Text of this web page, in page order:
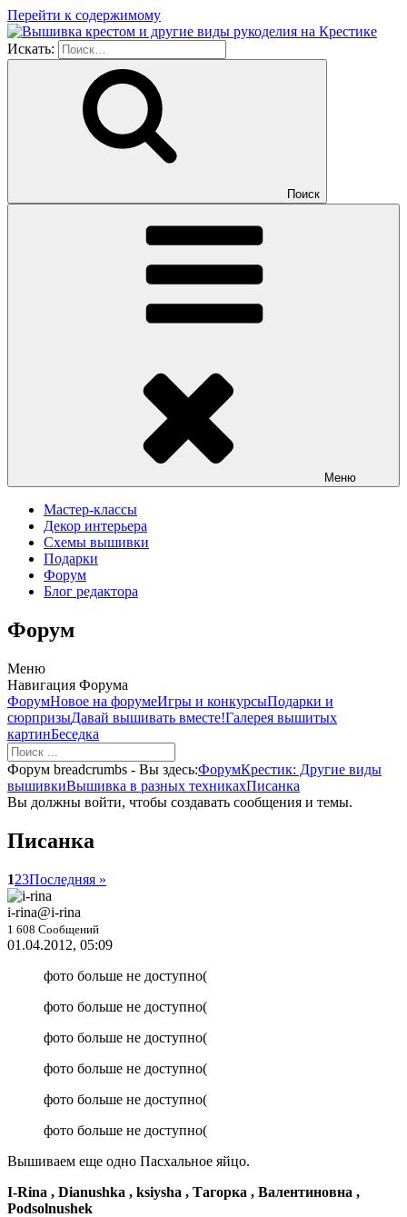
Перейти к содержимому
Искать:
Поиск
Меню
Мастер-классы
Декор интерьера
Схемы вышивки
Подарки
Форум
Блог редактора
Форум
Меню
Навигация Форума
ФорумНовое на форумеИгры и конкурсыПодарки и
сюрпризыДавай вышивать вместе!Галерея вышитых
картинБеседка
Форум breadcrumbs - Вы здесь:ФорумКрестик: Другие виды
вышивкиВышивка в разных техникахПисанка
Вы должны войти, чтобы создавать сообщения и темы.
Писанка
123Последняя »
i-rina@i-rina
1 608 Сообщений
01.04.2012, 05:09
фото больше не доступно(
фото больше не доступно(
фото больше не доступно(
фото больше не доступно(
фото больше не доступно(
фото больше не доступно(
Вышиваем еще одно Пасхальное яйцо.
I-Rina , Dianushka , ksiysha , Тагорка , Валентиновна ,
Podsolnushek